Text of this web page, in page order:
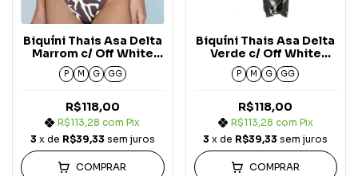
Biquíni Thais Asa Delta
Marrom c/ Off White
Nature
P M G GG
R$118,00
R$113,28com Pix
3 x de R$39,33 sem juros
COMPRAR
Biquíni Thais Asa Delta
Verde c/ Off White
Nature
P M G GG
R$118,00
R$113,28 com Pix
3 x de R$39,33 sem juros
COMPRAR